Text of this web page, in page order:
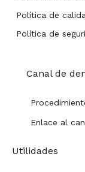
Política de
Política de
Canal de
Enlace al
Utilidades